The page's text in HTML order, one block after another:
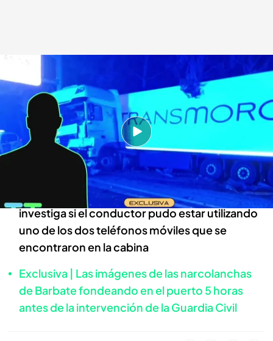
‘Tiempo al tiempo’ ha tenido acceso a las diligencias de la investigación
cuatro.com
11 ABR 2024 - 21:22h.
‘Tiempo al tiempo’ ha tenido acceso a las
diligencias de esta investigación y ha podido
conocer lo que cuenta el acompañante
La Guardia Civil, también lo cree Fiscalía,
investiga si el conductor pudo estar utilizando
uno de los dos teléfonos móviles que se
encontraron en la cabina
Exclusiva | Las imágenes de las narcolanchas
de Barbate fondeando en el puerto 5 horas
antes de la intervención de la Guardia Civil